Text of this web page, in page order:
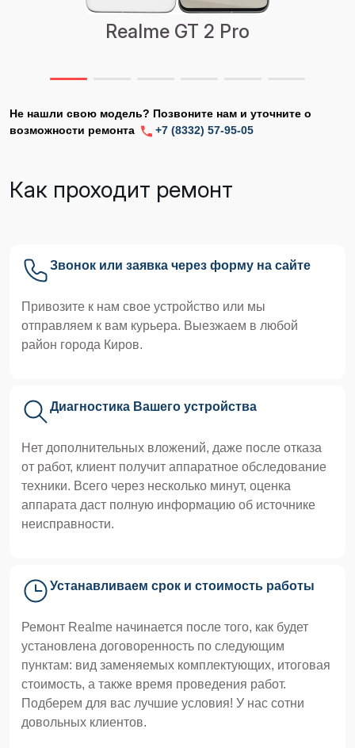
Realme GT 2 Pro
Не нашли свою модель? Позвоните нам и уточните о
возможности ремонта
+7 (8332) 57-95-05
Как проходит ремонт
Звонок или заявка через форму на сайте
Привозите к нам свое устройство или мы
отправляем к вам курьера. Выезжаем в любой
район города Киров.
Диагностика Вашего устройства
Нет дополнительных вложений, даже после отказа
от работ, клиент получит аппаратное обследование
техники. Всего через несколько минут, оценка
аппарата даст полную информацию об источнике
неисправности.
Устанавливаем срок и стоимость работы
Ремонт Realme начинается после того, как будет
установлена договоренность по следующим
пунктам: вид заменяемых комплектующих, итоговая
стоимость, а также время проведения работ.
Подберем для вас лучшие условия! У нас сотни
довольных клиентов.